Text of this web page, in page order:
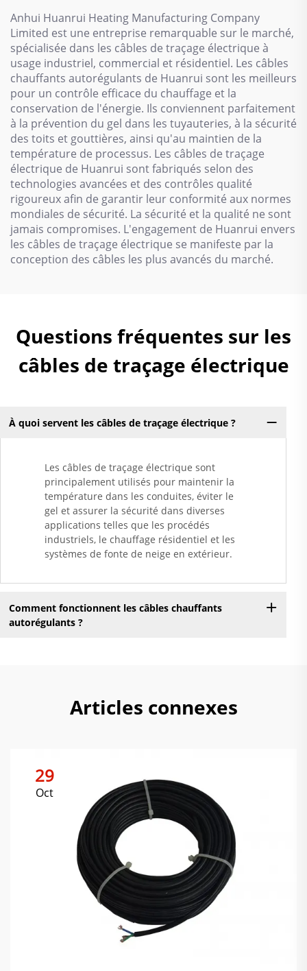
Anhui Huanrui Heating Manufacturing Company
Limited est une entreprise remarquable sur le marché,
spécialisée dans les câbles de traçage électrique à
usage industriel, commercial et résidentiel. Les câbles
chauffants autorégulants de Huanrui sont les meilleurs
pour un contrôle efficace du chauffage et la
conservation de l'énergie. Ils conviennent parfaitement
à la prévention du gel dans les tuyauteries, à la sécurité
des toits et gouttières, ainsi qu'au maintien de la
température de processus. Les câbles de traçage
électrique de Huanrui sont fabriqués selon des
technologies avancées et des contrôles qualité
rigoureux afin de garantir leur conformité aux normes
mondiales de sécurité. La sécurité et la qualité ne sont
jamais compromises. L'engagement de Huanrui envers
les câbles de traçage électrique se manifeste par la
conception des câbles les plus avancés du marché.
Questions fréquentes sur les
câbles de traçage électrique
À quoi servent les câbles de traçage électrique ?
Les câbles de traçage électrique sont
principalement utilisés pour maintenir la
température dans les conduites, éviter le
gel et assurer la sécurité dans diverses
applications telles que les procédés
industriels, le chauffage résidentiel et les
systèmes de fonte de neige en extérieur.
Comment fonctionnent les câbles chauffants
autorégulants ?
Articles connexes
29
Oct